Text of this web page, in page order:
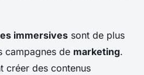
immersives sont de plus
campagnes de marketing.
créer des contenus